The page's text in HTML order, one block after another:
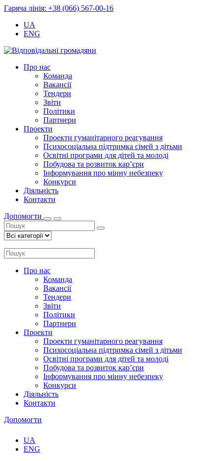
Гаряча лінія: +38 (066) 567-00-16
UA
ENG
Про нас
Команда
Вакансії
Тендери
Звіти
Політики
Партнери
Проекти
Проекти гуманітарного реагування
Психосоціальна підтримка сімей з дітьми
Освітні програми для дітей та молоді
Побудова та розвиток кар’єри
Інформування про мінну небезпеку
Конкурси
Діяльність
Контакти
Допомогти
Про нас
Команда
Вакансії
Тендери
Звіти
Політики
Партнери
Проекти
Проекти гуманітарного реагування
Психосоціальна підтримка сімей з дітьми
Освітні програми для дітей та молоді
Побудова та розвиток кар’єри
Інформування про мінну небезпеку
Конкурси
Діяльність
Контакти
Допомогти
UA
ENG